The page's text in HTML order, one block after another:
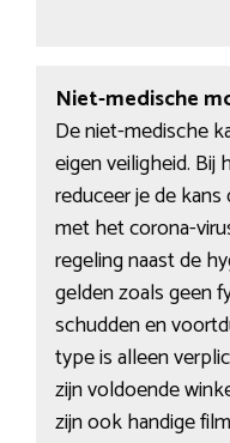
Niet-medische
De niet-medische
eigen veiligheid. Bij
reduceer je de
met het corona-
regeling naast de
gelden zoals geen
schudden en
type is alleen
zijn voldoende
zijn ook handige